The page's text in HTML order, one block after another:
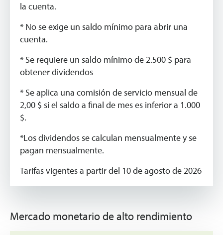
la cuenta.
* No se exige un saldo mínimo para abrir una
cuenta.
* Se requiere un saldo mínimo de 2.500 $ para
obtener dividendos
* Se aplica una comisión de servicio mensual de
2,00 $ si el saldo a final de mes es inferior a 1.000
$.
*Los dividendos se calculan mensualmente y se
pagan mensualmente.
Tarifas vigentes a partir del 10 de agosto de 2026
Mercado monetario de alto rendimiento